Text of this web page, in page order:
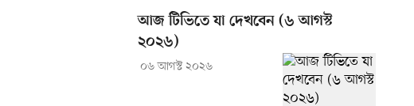
আজ টিভিতে যা দেখবেন (৬ আগস্ট
২০২৬)
০৬ আগস্ট ২০২৬